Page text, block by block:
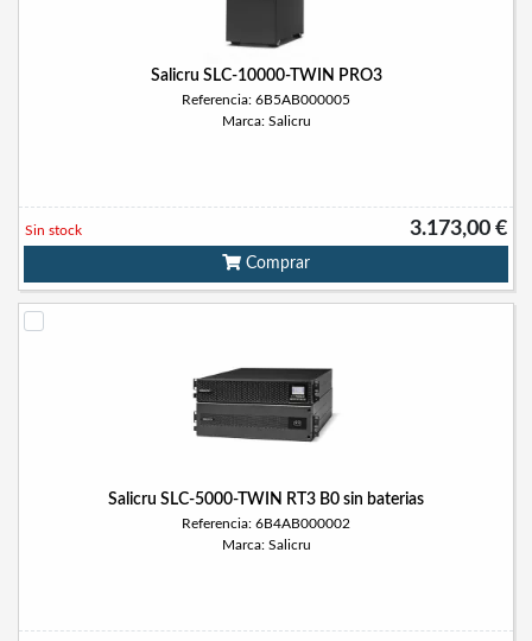
Salicru SLC-10000-TWIN PRO3
Referencia: 6B5AB000005
Marca: Salicru
3.173,00 €
Sin stock
Comprar
Salicru SLC-5000-TWIN RT3 B0 sin baterias
Referencia: 6B4AB000002
Marca: Salicru